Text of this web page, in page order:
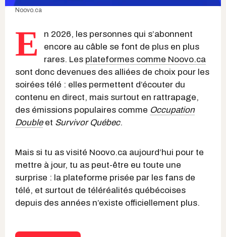
Noovo.ca
E
n 2026, les personnes qui s’abonnent
encore au câble se font de plus en plus
rares. Les plateformes comme Noovo.ca
sont donc devenues des alliées de choix pour les
soirées télé : elles permettent d’écouter du
contenu en direct, mais surtout en rattrapage,
des émissions populaires comme Occupation
Doubleet Survivor Québec.
Mais si tu as visité Noovo.ca aujourd’hui pour te
mettre à jour, tu as peut-être eu toute une
surprise : la plateforme prisée par les fans de
télé, et surtout de téléréalités québécoises
depuis des années n’existe officiellement plus.